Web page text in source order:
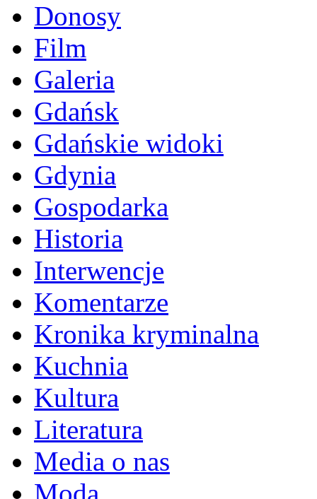
Donosy
Film
Galeria
Gdańsk
Gdańskie widoki
Gdynia
Gospodarka
Historia
Interwencje
Komentarze
Kronika kryminalna
Kuchnia
Kultura
Literatura
Media o nas